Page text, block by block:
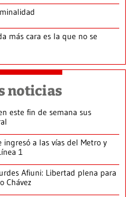
más cara es la que no se
noticias
este fin de semana sus
a las vías del Metro y
1
Afiuni: Libertad plena para
Chávez